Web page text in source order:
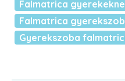
Falmatrica
Falmatrica
Gyerekszoba